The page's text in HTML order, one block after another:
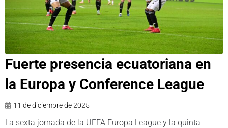
Fuerte presencia ecuatoriana en
la Europa y Conference League
11 de diciembre de 2025
La sexta jornada de la UEFA Europa League y la quinta